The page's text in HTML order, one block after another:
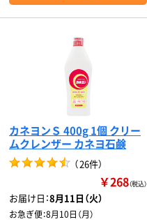
カネヨンＳ 400g 1個 クリー
ムクレンザー カネヨ石鹸
（26件）
￥268（税込）
お届け日：8月11日（火）
お急ぎ便：8月10日（月）